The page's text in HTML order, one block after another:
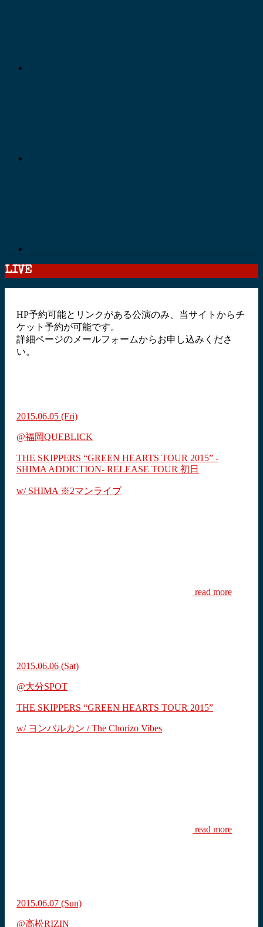
LIVE
HP予約可能とリンクがある公演のみ、当サイトからチ
ケット予約が可能です。
詳細ページのメールフォームからお申し込みくださ
い。
2015.06.05 (Fri)
@福岡QUEBLICK
THE SKIPPERS “GREEN HEARTS TOUR 2015” -
SHIMA ADDICTION- RELEASE TOUR 初日
w/ SHIMA ※2マンライブ
read more
2015.06.06 (Sat)
@大分SPOT
THE SKIPPERS “GREEN HEARTS TOUR 2015”
w/ ヨンバルカン / The Chorizo Vibes
read more
2015.06.07 (Sun)
@高松RIZIN